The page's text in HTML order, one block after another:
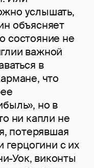
услышать,
объясняет
состояние не
важной
в
что
но в
ни капли не
потерявшая
герцогини с их
Уок, виконты